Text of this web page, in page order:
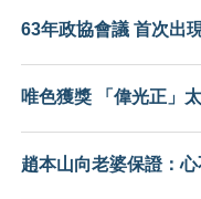
63年政協會議 首次出
唯色獲獎 「偉光正」
趙本山向老婆保證：心